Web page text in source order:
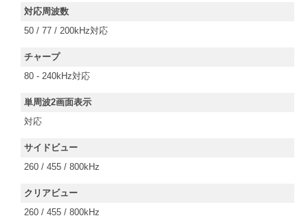
対応周波数
50 / 77 / 200kHz対応
チャープ
80 - 240kHz対応
単周波2画面表示
対応
サイドビュー
260 / 455 / 800kHz
クリアビュー
260 / 455 / 800kHz